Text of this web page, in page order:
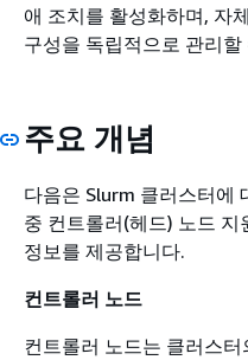
애 조치를 활성화하며, 자
구성을 독립적으로 관리할
주요 개념
다음은 Slurm 클러스터에
중 컨트롤러(헤드) 노드
정보를 제공합니다.
컨트롤러 노드
컨트롤러 노드는 클러스